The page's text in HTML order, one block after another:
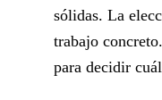
sólidas. La
trabajo
para decidir